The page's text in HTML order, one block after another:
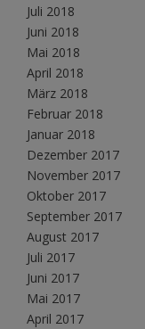
Juli 2018
Juni 2018
Mai 2018
April 2018
März 2018
Februar 2018
Januar 2018
Dezember 2017
November 2017
Oktober 2017
September 2017
August 2017
Juli 2017
Juni 2017
Mai 2017
April 2017